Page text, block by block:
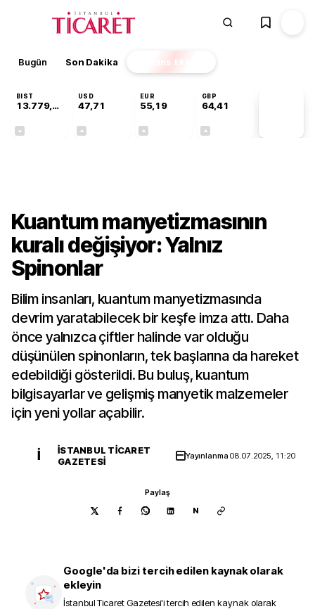
Bugün Son Dakika Finans EKSTRA
BIST
13.779,39
USD
47,71
EUR
55,19
GBP
64,41
Kuantum manyetizmasının
kuralı değişiyor: Yalnız
Spinonlar
Bilim insanları, kuantum manyetizmasında
devrim yaratabilecek bir keşfe imza attı. Daha
önce yalnızca çiftler halinde var olduğu
düşünülen spinonların, tek başlarına da hareket
edebildiği gösterildi. Bu buluş, kuantum
bilgisayarlar ve gelişmiş manyetik malzemeler
için yeni yollar açabilir.
İ
İSTANBUL TICARET
GAZETESI
Yayınlanma08.07.2025, 11:20
Paylaş
N
Google'da bizi tercih edilen kaynak olarak
ekleyin
İstanbul Ticaret Gazetesi'i tercih edilen kaynak olarak